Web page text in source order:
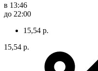
в 13:46
до 22:00
15,54 р.
15,54 р.